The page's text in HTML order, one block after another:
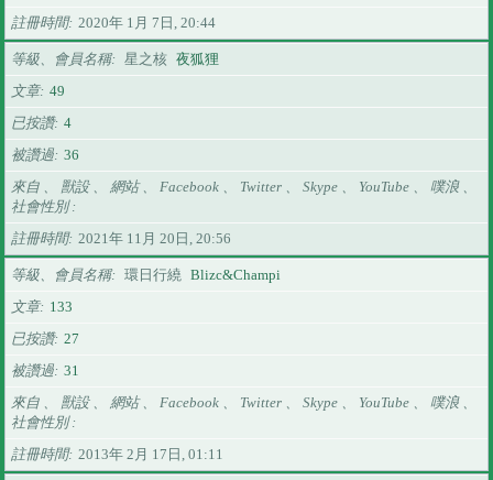
註冊時間
2020年 1月 7日, 20:44
等級、會員名稱 星之核 夜狐狸
文章 49
已按讚 4
被讚過 36
來自 、 獸設 、 網站 、 Facebook 、 Twitter 、 Skype 、 YouTube 、 噗浪 、
社會性別
註冊時間
2021年 11月 20日, 20:56
等級、會員名稱 環日行繞 Blizc&Champi
文章
133
已按讚 27
被讚過 31
來自 、 獸設 、 網站 、 Facebook 、 Twitter 、 Skype 、 YouTube 、 噗浪 、
社會性別
註冊時間
2013年 2月 17日, 01:11